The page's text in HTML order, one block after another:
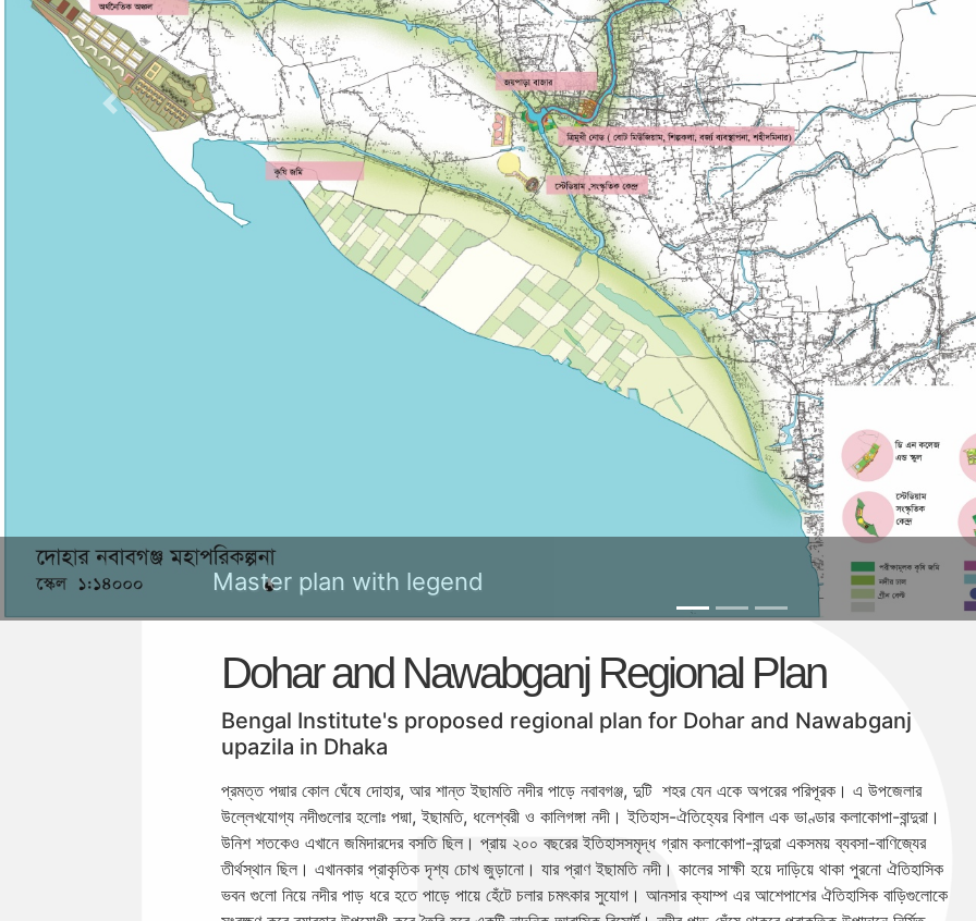
Dohar-Nawabganj Diagram-
Previous
Dohar and Nawabganj Regional Plan
Bengal Institute's proposed regional plan for Dohar and Nawabganj
upazila in Dhaka
প্রমত্ত পদ্মার কোল ঘেঁষে দোহার, আর শান্ত ইছামতি নদীর পাড়ে নবাবগঞ্জ, দুটি শহর যেন একে অপরের পরিপূরক। এ উপজেলার
উল্লেখযোগ্য নদীগুলোর হলোঃ পদ্মা, ইছামতি, ধলেশ্বরী ও কালিগঙ্গা নদী। ইতিহাস-ঐতিহ্যের বিশাল এক ভাণ্ডার কলাকোপা-বান্দুরা।
উনিশ শতকেও এখানে জমিদারদের বসতি ছিল। প্রায় ২০০ বছরের ইতিহাসসমৃদ্ধ গ্রাম কলাকোপা-বান্দুরা একসময় ব্যবসা-বাণিজ্যের
তীর্থস্থান ছিল। এখানকার প্রাকৃতিক দৃশ্য চোখ জুড়ানো। যার প্রাণ ইছামতি নদী। কালের সাক্ষী হয়ে দাড়িয়ে থাকা পুরনো ঐতিহাসিক
ভবন গুলো নিয়ে নদীর পাড় ধরে হতে পাড়ে পায়ে হেঁটে চলার চমৎকার সুযোগ। আনসার ক্যাম্প এর আশেপাশের ঐতিহাসিক বাড়িগুলোকে